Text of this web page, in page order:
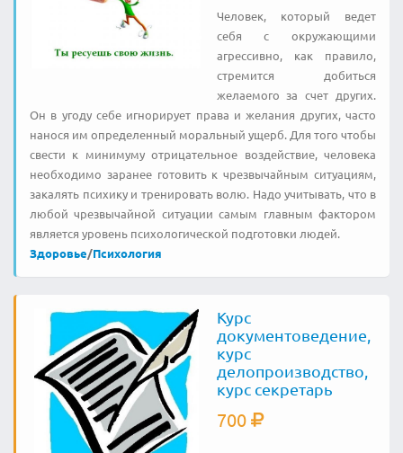
Человек, который ведет
себя с окружающими
агрессивно, как правило,
стремится добиться
желаемого за счет других.
Он в угоду себе игнорирует права и желания других, часто
нанося им определенный моральный ущерб. Для того чтобы
свести к минимуму отрицательное воздействие, человека
необходимо заранее готовить к чрезвычайным ситуациям,
закалять психику и тренировать волю. Надо учитывать, что в
любой чрезвычайной ситуации самым главным фактором
является уровень психологической подготовки людей.
Здоровье/Психология
Курс
документоведение,
курс
делопроизводство,
курс секретарь
700